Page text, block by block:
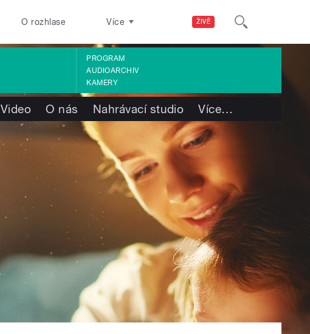
ŽIVĚ
O rozhlase Více
PROGRAM
AUDIOARCHIV
KAMERY
Video O nás Nahrávací studio Více…